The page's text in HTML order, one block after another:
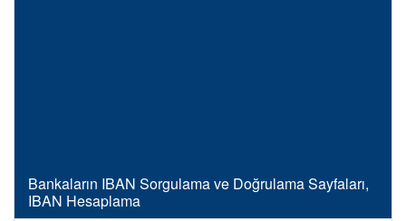
Bankaların IBAN Sorgulama ve Doğrulama Sayfaları,
IBAN Hesaplama